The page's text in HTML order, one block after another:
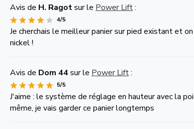
Avis de H. Ragotsur le Power Lift:
4/5
Je cherchais le meilleur panier sur pied existant et
nickel !
Avis de Dom 44sur le Power Lift:
5/5
J'aime : le système de réglage en hauteur avec la
même, je vais garder ce panier longtemps